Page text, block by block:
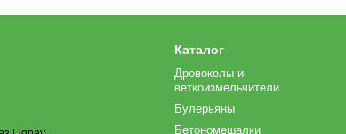
Каталог
Дровоколы и
веткоизмельчители
Булерьяны
Бетономешалки